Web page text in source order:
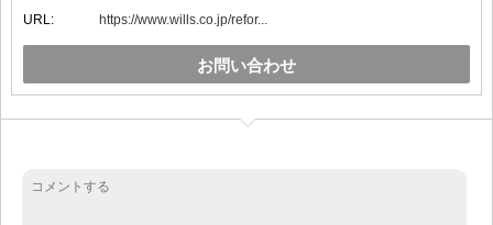
URL:
https://www.wills.co.jp/refor...
お問い合わせ